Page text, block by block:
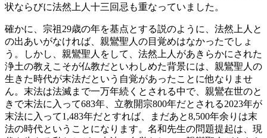
状ならびに法然上人十三回忌も重なっていました。
確かに、宗祖29歳の年を基点とする説のように、法然上人と
の出あいがなければ、親鸞聖人の目覚めはなかったでしょ
う。しかし、親鸞聖人をして、法然上人があきらかにされた
浄土の教えこそが仏教だといわしめた背景には、親鸞聖人の
生きた時代が末法だという自覚があったことに他なりませ
ん。末法は法滅まで一万年続くとされる中で、親鸞在世のと
きで末法に入って683年、立教開宗800年だとされる2023年が
末法に入って1,483年だとすれば、まだあと8,500年余りは末
法の時代ということになります。名和先生の問題提起は、現